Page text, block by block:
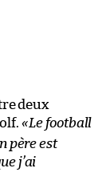
deux
«Le football
père est
j’ai